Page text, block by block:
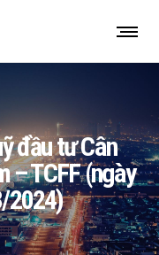
đầu tư Cân
– TCFF (ngày
2024)